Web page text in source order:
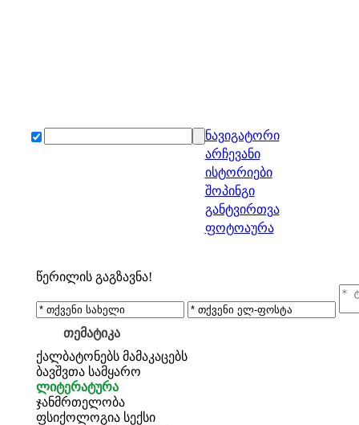
ნავიგატორი
არჩევანი
ისტორიები
შოპინგი
განტვირთვა
ფოტოაურა
წერილის გაგზავნა!
თემატიკა
ქალბატონებს მამაკაცებს
ბავშვთა სამყარო
ლიტერატურა
ჯანმრთელობა
ფსიქოლოგია სექსი